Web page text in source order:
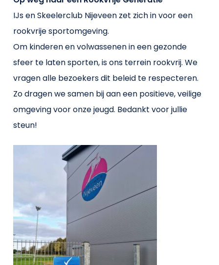
IJs en Skeelerclub Nijeveen zet zich in voor een
rookvrije sportomgeving.
Om kinderen en volwassenen in een gezonde
sfeer te laten sporten, is ons terrein rookvrij. We
vragen alle bezoekers dit beleid te respecteren.
Zo dragen we samen bij aan een positieve, veilige
omgeving voor onze jeugd. Bedankt voor jullie
steun!